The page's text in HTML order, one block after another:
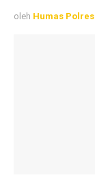
oleh Humas Polres